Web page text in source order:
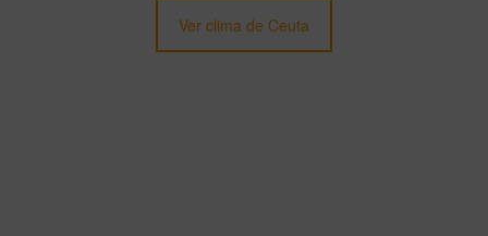
Ver clima de Ceuta